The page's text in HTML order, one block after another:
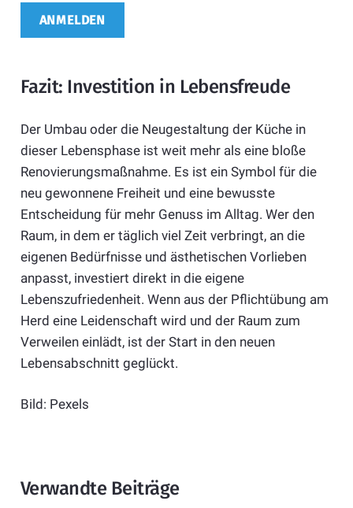
Fazit: Investition in Lebensfreude
Der Umbau oder die Neugestaltung der Küche in
dieser Lebensphase ist weit mehr als eine bloße
Renovierungsmaßnahme. Es ist ein Symbol für die
neu gewonnene Freiheit und eine bewusste
Entscheidung für mehr Genuss im Alltag. Wer den
Raum, in dem er täglich viel Zeit verbringt, an die
eigenen Bedürfnisse und ästhetischen Vorlieben
anpasst, investiert direkt in die eigene
Lebenszufriedenheit. Wenn aus der Pflichtübung am
Herd eine Leidenschaft wird und der Raum zum
Verweilen einlädt, ist der Start in den neuen
Lebensabschnitt geglückt.
Bild: Pexels
Verwandte Beiträge